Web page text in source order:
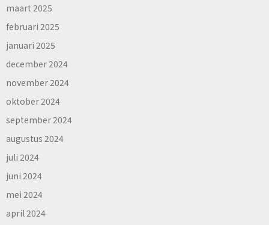
maart 2025
februari 2025
januari 2025
december 2024
november 2024
oktober 2024
september 2024
augustus 2024
juli 2024
juni 2024
mei 2024
april 2024